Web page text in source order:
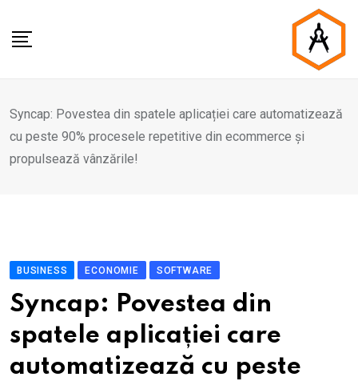
Syncap: Povestea din spatele aplicației care automatizează
cu peste 90% procesele repetitive din ecommerce și
propulsează vânzările!
BUSINESS ECONOMIE SOFTWARE
Syncap: Povestea din
spatele aplicației care
automatizează cu peste